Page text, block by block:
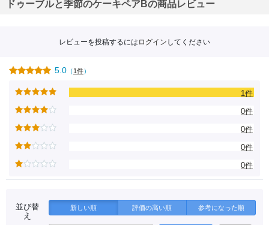
ドゥーブルと季節のケーキペアBの商品レビュー
レビューを投稿するには ログイン してください
5.0 （1件）
1件
0件
0件
0件
0件
並び替
え
新しい順 評価の高い順 参考になった順